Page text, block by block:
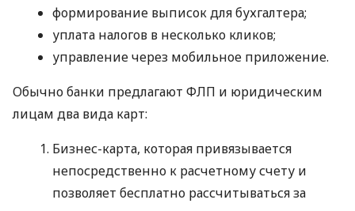
формирование выписок для бухгалтера;
уплата налогов в несколько кликов;
управление через мобильное приложение.
Обычно банки предлагают ФЛП и юридическим
лицам два вида карт:
Бизнес-карта, которая привязывается
непосредственно к расчетному счету и
позволяет бесплатно рассчитываться за